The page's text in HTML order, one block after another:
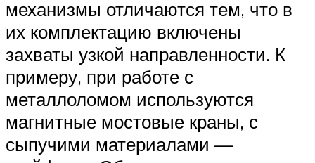
механизмы отличаются тем, что в
их комплектацию включены
захваты узкой направленности. К
примеру, при работе с
металлоломом используются
магнитные мостовые краны, с
сыпучими материалами —